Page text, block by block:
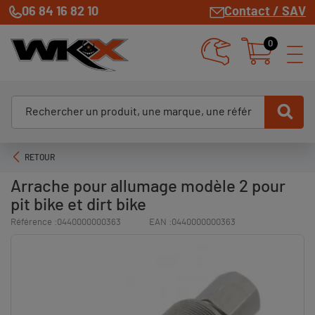
06 84 16 82 10 Contact / SAV
0
RETOUR
Arrache pour allumage modèle 2 pour
pit bike et dirt bike
Référence :0440000000363 EAN :0440000000363